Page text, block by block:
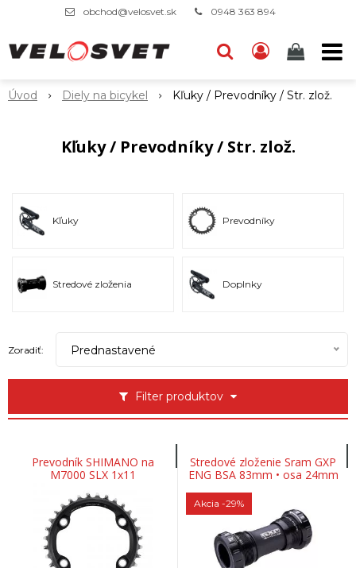
obchod@velosvet.sk 0948 363 894
Úvod Diely na bicykel Kľuky / Prevodníky / Str. zlož.
Kľuky / Prevodníky / Str. zlož.
Kľuky Prevodníky
Stredové zloženia Doplnky
Filter produktov
Zoradiť: Prednastavené
Prevodník SHIMANO na
M7000 SLX 1x11
Stredové zloženie Sram GXP
ENG BSA 83mm • osa 24mm
Akcia -29%